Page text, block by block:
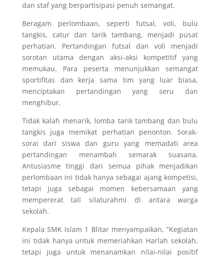
dan staf yang berpartisipasi penuh semangat.
Beragam perlombaan, seperti futsal, voli, bulu
tangkis, catur dan tarik tambang, menjadi pusat
perhatian. Pertandingan futsal dan voli menjadi
sorotan utama dengan aksi-aksi kompetitif yang
memukau. Para peserta menunjukkan semangat
sportifitas dan kerja sama tim yang luar biasa,
menciptakan pertandingan yang seru dan
menghibur.
Tidak kalah menarik, lomba tarik tambang dan bulu
tangkis juga memikat perhatian penonton. Sorak-
sorai dari siswa dan guru yang memadati area
pertandingan menambah semarak suasana.
Antusiasme tinggi dari semua pihak menjadikan
perlombaan ini tidak hanya sebagai ajang kompetisi,
tetapi juga sebagai momen kebersamaan yang
mempererat tali silaturahmi di antara warga
sekolah.
Kepala SMK Islam 1 Blitar menyampaikan, “Kegiatan
ini tidak hanya untuk memeriahkan Harlah sekolah,
tetapi juga untuk menanamkan nilai-nilai positif